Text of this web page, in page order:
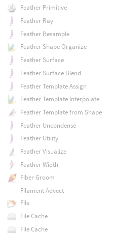
Feather Primitive
Feather Ray
Feather Resample
Feather Shape Organize
Feather Surface
Feather Surface Blend
Feather Template Assign
Feather Template Interpolate
Feather Template from Shape
Feather Uncondense
Feather Utility
Feather Visualize
Feather Width
Fiber Groom
Filament Advect
File
File Cache
File Cache